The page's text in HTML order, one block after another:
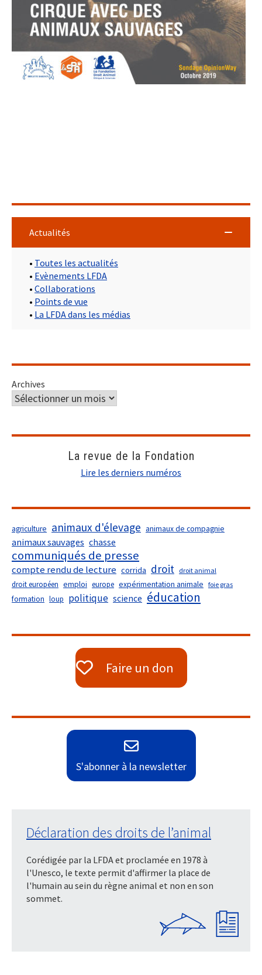
Actualités
• Toutes les actualités
• Evènements LFDA
• Collaborations
• Points de vue
• La LFDA dans les médias
Archives
La revue de la Fondation
Lire les derniers numéros
agriculture animaux d'élevage animaux de compagnie
animaux sauvages chasse
communiqués de presse
compte rendu de lecture corrida droit droit animal
droit européen emploi europe expérimentation animale foie gras
formation loup politique science éducation
Faire un don
S'abonner à la newsletter
Déclaration des droits de l’animal
Corédigée par la LFDA et proclamée en 1978 à
l'Unesco, le texte permit d'affirmer la place de
l'humain au sein du règne animal et non en son
sommet.